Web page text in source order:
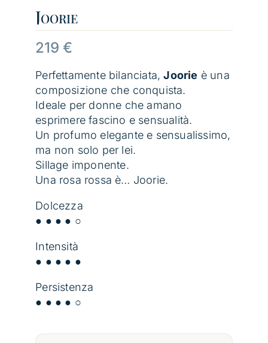
Joorie
219€
Perfettamente bilanciata,Joorie è una
composizione che conquista.
Ideale per donne che amano
esprimere fascino e sensualità.
Un profumo elegante e sensualissimo,
ma non solo per lei.
Sillage imponente.
Una rosa rossa è… Joorie.
Dolcezza
● ● ● ● ○
Intensità
● ● ● ● ●
Persistenza
● ● ● ● ○